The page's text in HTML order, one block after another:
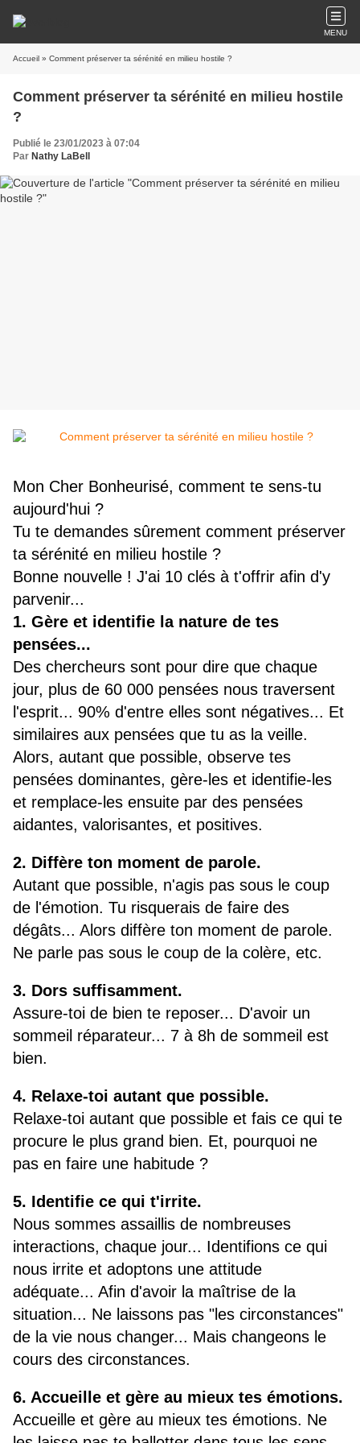
MENU
Accueil » Comment préserver ta sérénité en milieu hostile ?
Comment préserver ta sérénité en milieu hostile
?
Publié le 23/01/2023 à 07:04
Par Nathy LaBell
Mon Cher Bonheurisé, comment te sens-tu
aujourd'hui ?
Tu te demandes sûrement comment préserver
ta sérénité en milieu hostile ?
Bonne nouvelle ! J'ai 10 clés à t'offrir afin d'y
parvenir...
1. Gère et identifie la nature de tes
pensées...
Des chercheurs sont pour dire que chaque
jour, plus de 60 000 pensées nous traversent
l'esprit... 90% d'entre elles sont négatives... Et
similaires aux pensées que tu as la veille.
Alors, autant que possible, observe tes
pensées dominantes, gère-les et identifie-les
et remplace-les ensuite par des pensées
aidantes, valorisantes, et positives.
2. Diffère ton moment de parole.
Autant que possible, n'agis pas sous le coup
de l'émotion. Tu risquerais de faire des
dégâts... Alors diffère ton moment de parole.
Ne parle pas sous le coup de la colère, etc.
3. Dors suffisamment.
Assure-toi de bien te reposer... D'avoir un
sommeil réparateur... 7 à 8h de sommeil est
bien.
4. Relaxe-toi autant que possible.
Relaxe-toi autant que possible et fais ce qui te
procure le plus grand bien. Et, pourquoi ne
pas en faire une habitude ?
5. Identifie ce qui t'irrite.
Nous sommes assaillis de nombreuses
interactions, chaque jour... Identifions ce qui
nous irrite et adoptons une attitude
adéquate... Afin d'avoir la maîtrise de la
situation... Ne laissons pas "les circonstances"
de la vie nous changer... Mais changeons le
cours des circonstances.
6. Accueille et gère au mieux tes émotions.
Accueille et gère au mieux tes émotions. Ne